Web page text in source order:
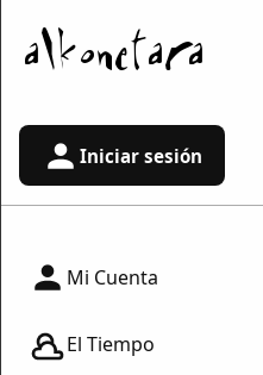
Iniciar sesión
Mi Cuenta
El Tiempo